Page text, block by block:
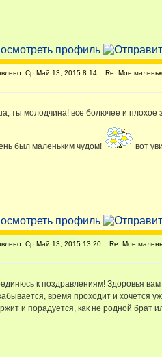
Ср Май 13, 2015 8:14 Re: Мое
ты молодчина! все болючее и плохое
был маленьким чудом! вот
Ср Май 13, 2015 13:20 Re: Мое
к поздравлениям! Здоровья вам
время проходит и хочется
и порадуется, как не родной брат